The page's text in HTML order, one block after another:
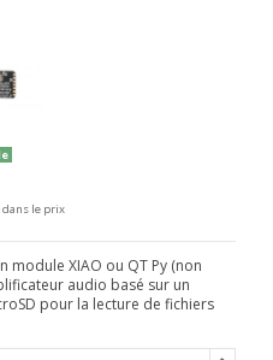
dans le prix
module XIAO ou QT Py (non
audio basé sur un
pour la lecture de fichiers